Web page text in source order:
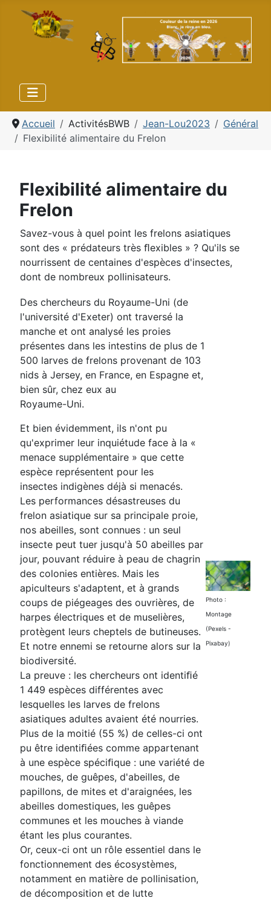
Accueil ActivitésBWB Jean-Lou2023
Général
Flexibilité alimentaire du Frelon
Flexibilité alimentaire du
Frelon
Savez-vous à quel point les frelons asiatiques
sont des « prédateurs très ﬂexibles » ? Qu'ils se
nourrissent de centaines d'espèces d'insectes,
dont de nombreux pollinisateurs.
Des chercheurs du Royaume-Uni (de
l'université d'Exeter) ont traversé la
manche et ont analysé les proies
présentes dans les intestins de plus de 1
500 larves de frelons provenant de 103
nids à Jersey, en France, en Espagne et,
bien sûr, chez eux au
Royaume-Uni.
Et bien évidemment, ils n'ont pu
qu'exprimer leur inquiétude face à la «
menace supplémentaire » que cette
espèce représentent pour les
insectes indigènes déjà si menacés.
Les performances désastreuses du
frelon asiatique sur sa principale proie,
nos abeilles, sont connues : un seul
insecte peut tuer jusqu'à 50 abeilles par
jour, pouvant réduire à peau de chagrin
des colonies entières. Mais les
apiculteurs s'adaptent, et à grands
coups de piégeages des ouvrières, de
harpes électriques et de muselières,
protègent leurs cheptels de butineuses.
Et notre ennemi se retourne alors sur la
biodiversité.
La preuve : les chercheurs ont identiﬁé
1 449 espèces différentes avec
lesquelles les larves de frelons
asiatiques adultes avaient été nourries.
Plus de la moitié (55 %) de celles-ci ont
pu être identiﬁées comme appartenant
à une espèce spéciﬁque : une variété de
mouches, de guêpes, d'abeilles, de
papillons, de mites et d'araignées, les
abeilles domestiques, les guêpes
communes et les mouches à viande
étant les plus courantes.
Or, ceux-ci ont un rôle essentiel dans le
fonctionnement des écosystèmes,
notamment en matière de pollinisation,
de décomposition et de lutte
Photo :
Montage
(Pexels -
Pixabay)